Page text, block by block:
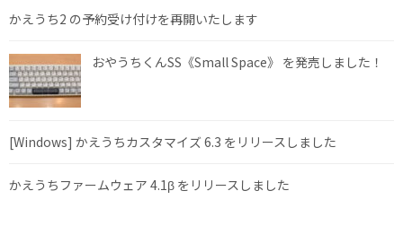
かえうち2 の予約受け付けを再開いたします
おやうちくんSS《Small Space》 を発売しました！
[Windows] かえうちカスタマイズ 6.3 をリリースしました
かえうちファームウェア 4.1β をリリースしました